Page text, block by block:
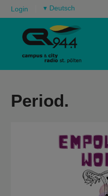
Login ▾
Period.